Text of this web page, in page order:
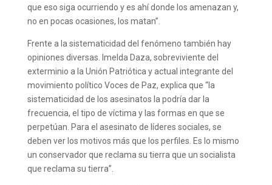
que eso siga ocurriendo y es ahí donde los amenazan y,
no en pocas ocasiones, los matan”.
Frente a la sistematicidad del fenómeno también hay
opiniones diversas. Imelda Daza, sobreviviente del
exterminio a la Unión Patriótica y actual integrante del
movimiento político Voces de Paz, explica que “la
sistematicidad de los asesinatos la podría dar la
frecuencia, el tipo de víctima y las formas en que se
perpetúan. Para el asesinato de líderes sociales, se
deben ver los motivos más que los perfiles. Es lo mismo
un conservador que reclama su tierra que un socialista
que reclama su tierra”.